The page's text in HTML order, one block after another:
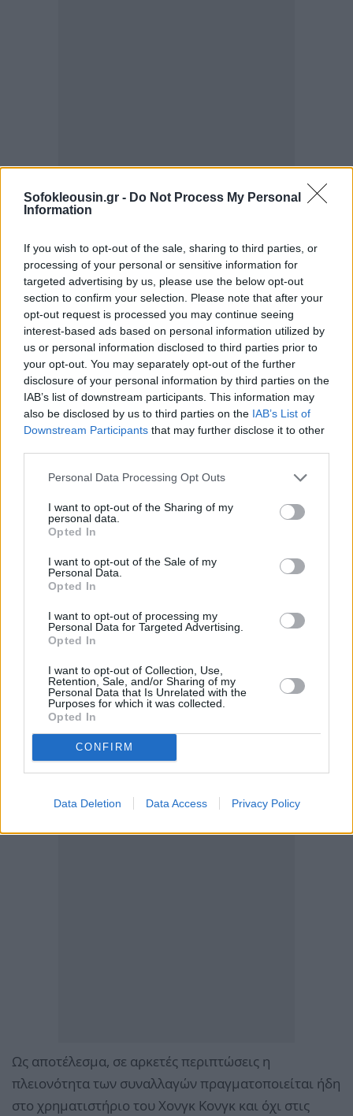
Sofokleousin.gr - Do Not Process My Personal
Information
If you wish to opt-out of the sale, sharing to third parties, or
processing of your personal or sensitive information for
targeted advertising by us, please use the below opt-out
section to confirm your selection. Please note that after your
opt-out request is processed you may continue seeing
interest-based ads based on personal information utilized by
us or personal information disclosed to third parties prior to
your opt-out. You may separately opt-out of the further
disclosure of your personal information by third parties on the
IAB’s list of downstream participants. This information may
also be disclosed by us to third parties on the IAB’s List of
Downstream Participants that may further disclose it to other
Personal Data Processing Opt Outs
I want to opt-out of the Sharing of my
personal data.
Opted In
I want to opt-out of the Sale of my
Personal Data.
Opted In
I want to opt-out of processing my
Personal Data for Targeted Advertising.
Opted In
I want to opt-out of Collection, Use,
Retention, Sale, and/or Sharing of my
Personal Data that Is Unrelated with the
Purposes for which it was collected.
Opted In
CONFIRM
Data Deletion Data Access Privacy Policy
Όπως σημειώνουν στελέχη της αγοράς, η μείωση των
διαθέσιμων οδών προς τις αμερικανικές αγορές
καθιστάελκυστικότερεςτις εισηγμένες στο Χονγκ
Κονγκ εταιρείες που συμμετέχουν στο πρόγραμμα
Stock Connect, μέσω του οποίου οι επενδυτές της
ηπειρωτικής Κίνας μπορούν να αγοράζουν
συγκεκριμένες μετοχές μέσω τοπικών
χρηματιστηριακών λογαριασμών.
Η τάση αυτή, ωστόσο, δεν ξεκινά σήμερα. Τα
τελευταία χρόνια, καθώς οι σχέσεις Ουάσιγκτον και
εταιρείες έχουν ήδη μεταφέρει σημαντικό μέρος της
διαπραγμάτευσής τους στο Χονγκ Κονγκ ή έχουν
αποκτήσει παράλληλη εισαγωγή εκεί.
Ως αποτέλεσμα, σε αρκετές περιπτώσεις η
πλειονότητα των συναλλαγών πραγματοποιείται ήδη
στο χρηματιστήριο του Χονγκ Κονγκ και όχι στις